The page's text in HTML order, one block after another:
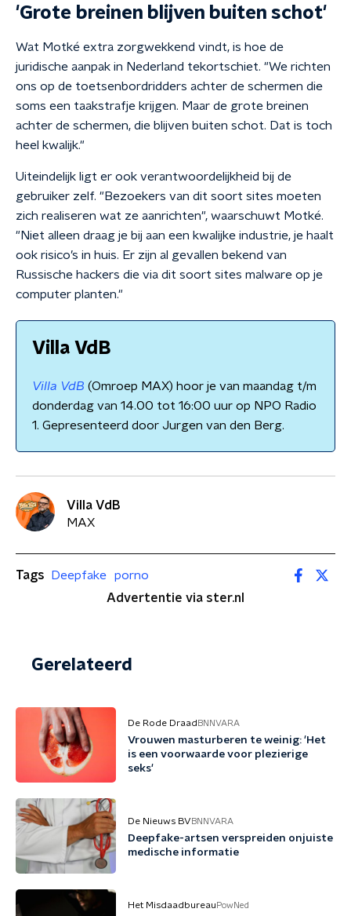
'Grote breinen blijven buiten schot'
Wat Motké extra zorgwekkend vindt, is hoe de
juridische aanpak in Nederland tekortschiet. "We richten
ons op de toetsenbordridders achter de schermen die
soms een taakstrafje krijgen. Maar de grote breinen
achter de schermen, die blijven buiten schot. Dat is toch
heel kwalijk."
Uiteindelijk ligt er ook verantwoordelijkheid bij de
gebruiker zelf. "Bezoekers van dit soort sites moeten
zich realiseren wat ze aanrichten", waarschuwt Motké.
"Niet alleen draag je bij aan een kwalijke industrie, je haalt
ook risico’s in huis. Er zijn al gevallen bekend van
Russische hackers die via dit soort sites malware op je
computer planten."
Villa VdB
Villa VdB (Omroep MAX) hoor je van maandag t/m
donderdag van 14.00 tot 16:00 uur op NPO Radio
1. Gepresenteerd door Jurgen van den Berg.
Villa VdB
MAX
Tags Deepfake
porno
Advertentie via ster.nl
Gerelateerd
De Rode Draad BNNVARA
Vrouwen masturberen te weinig: 'Het
is een voorwaarde voor plezierige
seks'
De Nieuws BV BNNVARA
Deepfake-artsen verspreiden onjuiste
medische informatie
Het Misdaadbureau PowNed